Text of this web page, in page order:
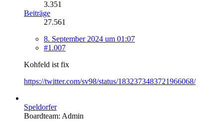
3.351
Beiträge
27.561
8. September 2024 um 01:07
#1.007
Kohfeld ist fix
https://twitter.com/sv98/status/1832373483721966068/
Speldorfer
Boardteam: Admin